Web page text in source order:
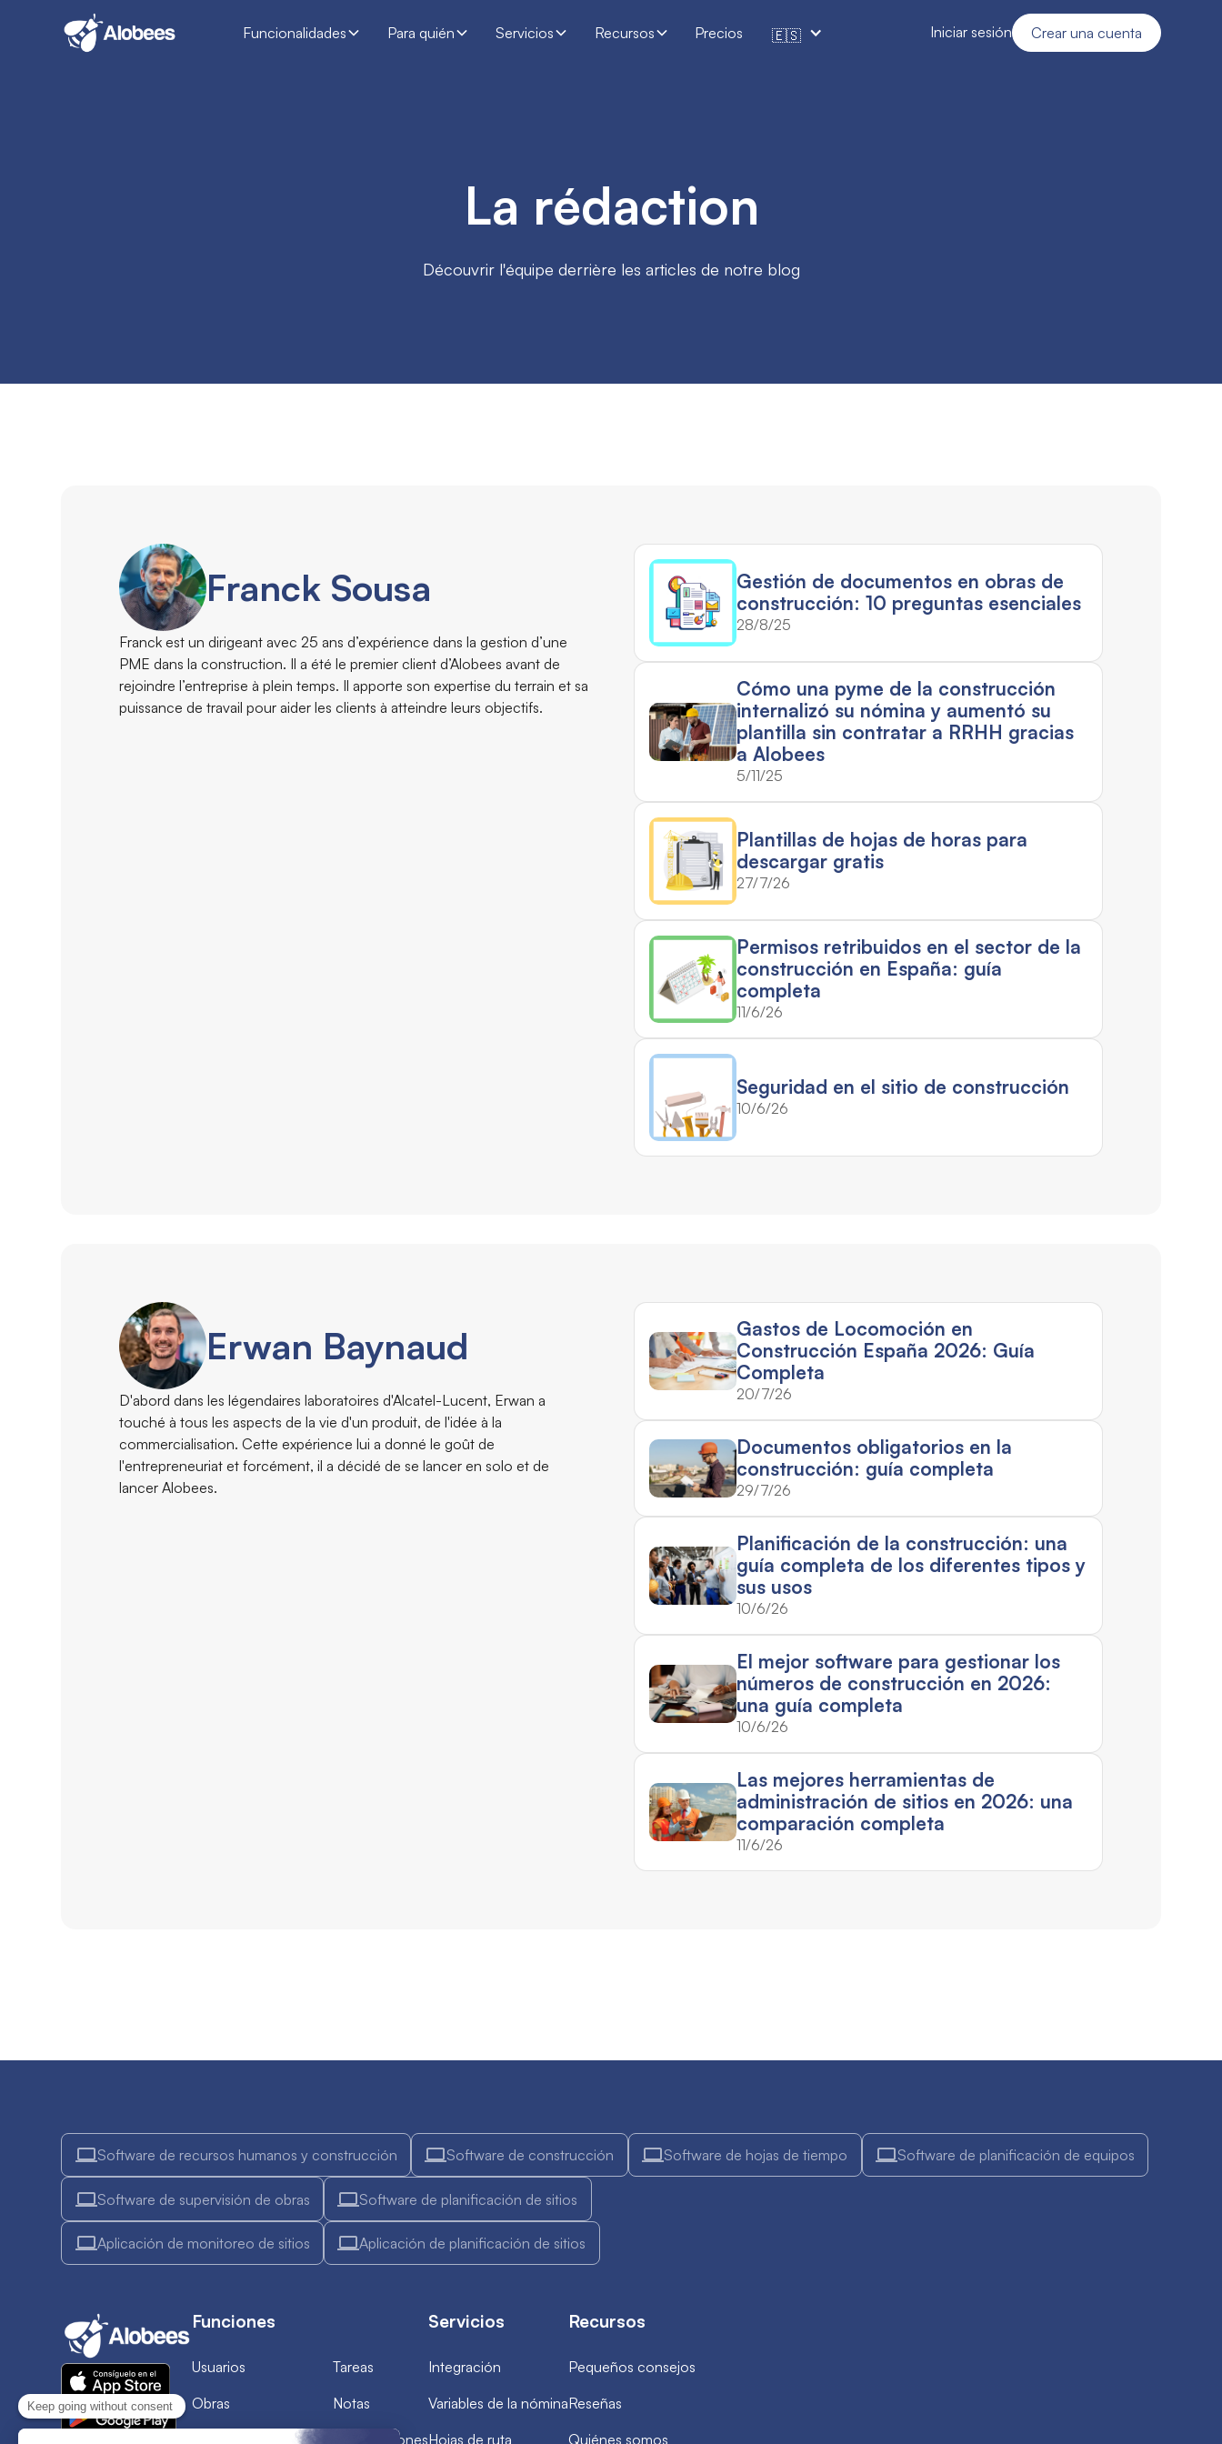
Funcionalidades Para quién Servicios Recursos Precios 🇪🇸 Iniciar sesión Crear una cuenta
La rédaction
Découvrir l'équipe derrière les articles de notre blog
Franck Sousa
Franck est un dirigeant avec 25 ans d’expérience dans la gestion d’une
PME dans la construction. Il a été le premier client d’Alobees avant de
rejoindre l’entreprise à plein temps. Il apporte son expertise du terrain et sa
puissance de travail pour aider les clients à atteindre leurs objectifs.
Gestión de documentos en obras de
construcción: 10 preguntas esenciales
28/8/25
Cómo una pyme de la construcción
internalizó su nómina y aumentó su
plantilla sin contratar a RRHH gracias
a Alobees
5/11/25
Plantillas de hojas de horas para
descargar gratis
27/7/26
Permisos retribuidos en el sector de la
construcción en España: guía
completa
11/6/26
Seguridad en el sitio de construcción
10/6/26
Erwan Baynaud
D'abord dans les légendaires laboratoires d'Alcatel-Lucent, Erwan a
touché à tous les aspects de la vie d'un produit, de l'idée à la
commercialisation. Cette expérience lui a donné le goût de
l'entrepreneuriat et forcément, il a décidé de se lancer en solo et de
lancer Alobees.
Gastos de Locomoción en
Construcción España 2026: Guía
Completa
20/7/26
Documentos obligatorios en la
construcción: guía completa
29/7/26
Planificación de la construcción: una
guía completa de los diferentes tipos y
sus usos
10/6/26
El mejor software para gestionar los
números de construcción en 2026:
una guía completa
10/6/26
Las mejores herramientas de
administración de sitios en 2026: una
comparación completa
11/6/26
Software de recursos humanos y construcción Software de construcción Software de hojas de tiempo Software de planificación de equipos
Software de supervisión de obras Software de planificación de sitios
Aplicación de monitoreo de sitios Aplicación de planificación de sitios
Funciones
Usuarios
Obras
Tareas
Notas
Intervenciones
Servicios
Integración
Variables de la nómina
Hojas de ruta
Recursos
Pequeños consejos
Reseñas
Quiénes somos